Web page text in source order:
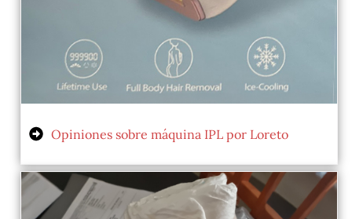
Opiniones sobre máquina IPL por Loreto